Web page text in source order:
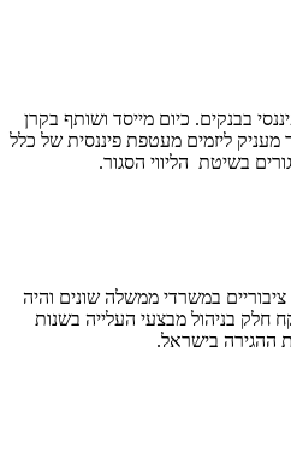
בבנקים. כיום מייסד ושותף בקרן
מעניק ליזמים מעטפת פיננסית של כלל
בשיטת הליווי הסגור.
במשרדי ממשלה שונים והיה
חלק בניהול מבצעי העלייה בשנות
ההגירה בישראל.